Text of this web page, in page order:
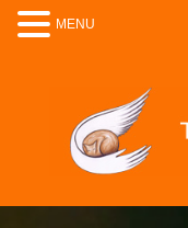
MENU